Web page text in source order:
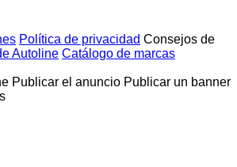
Política de privacidad Consejos de
Autoline Catálogo de marcas
Publicar el anuncio Publicar un banner